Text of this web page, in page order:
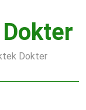
Dokter